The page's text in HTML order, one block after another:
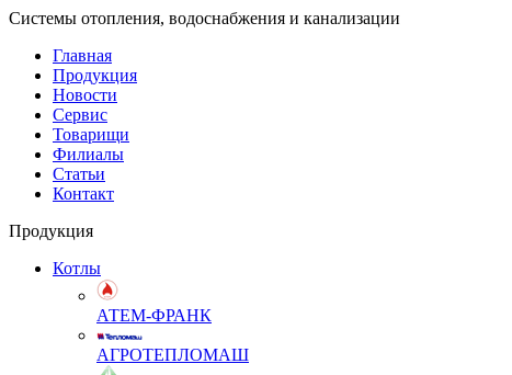
Системы отопления, водоснабжения и канализации
Главная
Продукция
Новости
Сервис
Товарищи
Филиалы
Статьи
Контакт
Продукция
Котлы
АТЕМ-ФРАНК
АГРОТЕПЛОМАШ